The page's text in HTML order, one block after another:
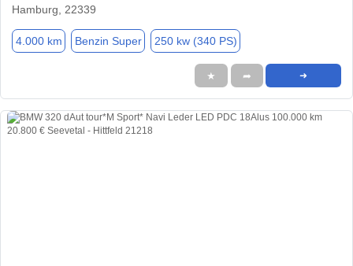
Hamburg, 22339
4.000 km Benzin Super 250 kw (340 PS)
★ ➦ ➜